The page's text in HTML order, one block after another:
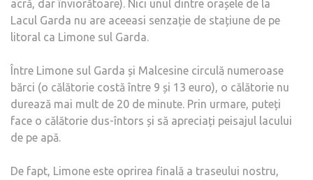
acră, dar înviorătoare). Nici unul dintre orașele de la
Lacul Garda nu are aceeasi senzație de stațiune de pe
litoral ca Limone sul Garda.
Între Limone sul Garda și Malcesine circulă numeroase
bărci (o călătorie costă între 9 și 13 euro), o călătorie nu
durează mai mult de 20 de minute. Prin urmare, puteți
face o călătorie dus-întors și să apreciați peisajul lacului
de pe apă.
De fapt, Limone este oprirea finală a traseului nostru,